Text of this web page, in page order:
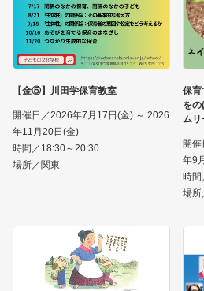
【金⑤】川田学保育教室
開催日／2026年7月17日(金) ～ 2026
年11月20日(金)
時間／18:30～20:30
場所／関東
保育
を
ムリ
開
年9
時間
場所